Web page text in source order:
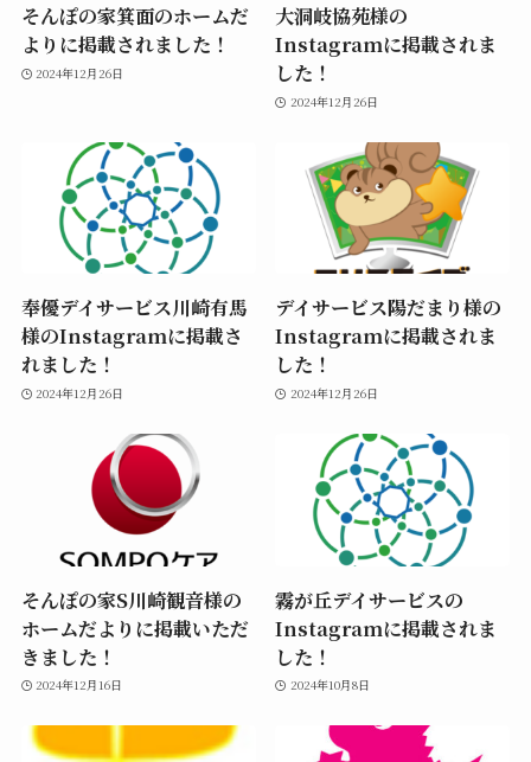
そんぽの家箕面のホームだ
よりに掲載されました！
2024年12月26日
大洞岐協苑様の
Instagramに掲載されま
した！
2024年12月26日
奉優デイサービス川崎有馬
様のInstagramに掲載さ
れました！
2024年12月26日
デイサービス陽だまり様の
Instagramに掲載されま
した！
2024年12月26日
そんぽの家S川崎観音様の
ホームだよりに掲載いただ
きました！
2024年12月16日
霧が丘デイサービスの
Instagramに掲載されま
した！
2024年10月8日